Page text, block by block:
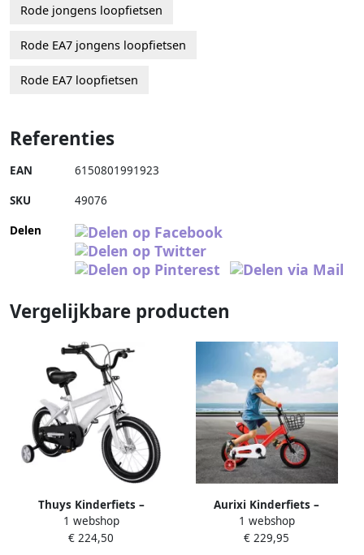
Rode jongens loopfietsen
Rode EA7 jongens loopfietsen
Rode EA7 loopfietsen
Referenties
EAN 6150801991923
SKU 49076
Delen
Vergelijkbare producten
Thuys Kinderfiets –
Kinderfiets vanaf 3 jaar –
Loopfiets – Wit 100cm x
1 webshop
€ 224,50
Aurixi Kinderfiets –
Kinderfiets vanaf 3 jaar –
Loopfiets –Rood- 85cmx
1 webshop
€ 229,95